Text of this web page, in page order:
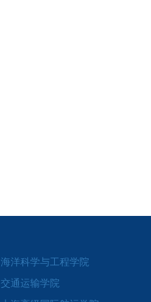
海洋科学与工程学院
交通运输学院